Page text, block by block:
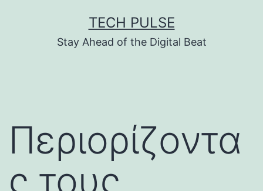
TECH PULSE
Stay Ahead of the Digital Beat
Περιορίζοντα
ς τους